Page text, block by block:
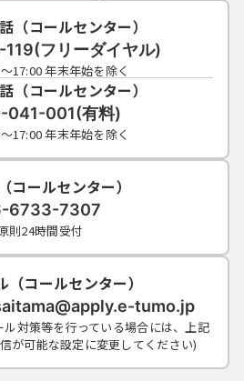
は設けないものとします
びパスワードの利用が３年
は、構成団体の職権におい
できるものとします。
、利用者ＩＤ及びパスワー
パスワード（申請データ
取得・管理
システムを利用して申請･届
場合、電子的な署名（以下
う。）を必要とするものが
名が必要な手続について
書を取得して、申請･届出等
付けて申請するものとしま
（コールセンター）
フリーダイヤル)
17:00 年末年始を除く
（コールセンター）
041-001(有料)
17:00 年末年始を除く
コールセンター）
6733-7307
則24時間受付
（コールセンター）
tumo.jp
対策等を行っている場合には、上記
が可能な設定に変更してください)